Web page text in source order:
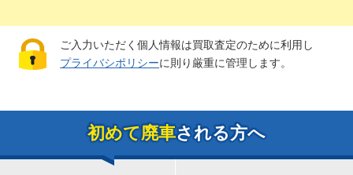
ご入力いただく個人情報は買取査定のために利用し
プライバシポリシーに則り厳重に管理します。
初めて廃車される方へ